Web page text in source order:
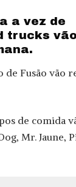
a vez de
trucks vão
de Fusão vão
de comida
Mr. Jaune,